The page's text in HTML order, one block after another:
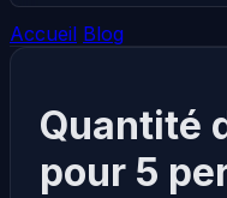
Accueil Blog
Quantité
pour 5